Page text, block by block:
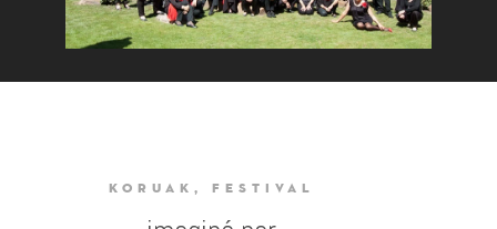
KORUAK, FESTIVAL